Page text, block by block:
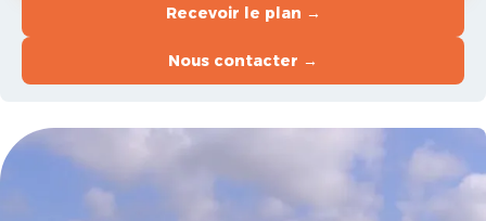
Recevoir le plan →
Nous contacter →